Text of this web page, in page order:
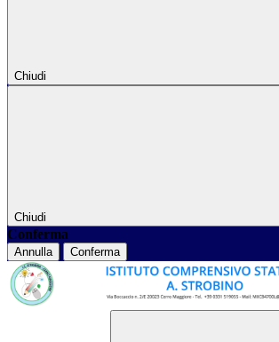
Chiudi
Chiudi
Conferma
Annulla Conferma